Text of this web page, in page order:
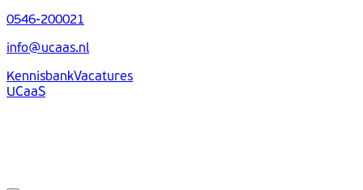
0546-200021
info@ucaas.nl
KennisbankVacatures
UCaaS